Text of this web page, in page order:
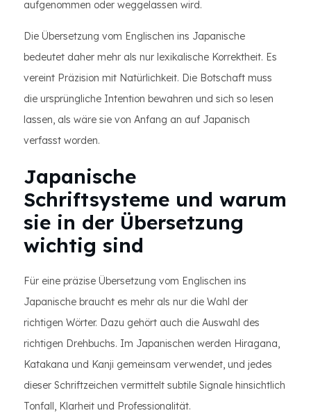
aufgenommen oder weggelassen wird.
Die Übersetzung vom Englischen ins Japanische
bedeutet daher mehr als nur lexikalische Korrektheit. Es
vereint Präzision mit Natürlichkeit. Die Botschaft muss
die ursprüngliche Intention bewahren und sich so lesen
lassen, als wäre sie von Anfang an auf Japanisch
verfasst worden.
Japanische
Schriftsysteme und warum
sie in der Übersetzung
wichtig sind
Für eine präzise Übersetzung vom Englischen ins
Japanische braucht es mehr als nur die Wahl der
richtigen Wörter. Dazu gehört auch die Auswahl des
richtigen Drehbuchs. Im Japanischen werden Hiragana,
Katakana und Kanji gemeinsam verwendet, und jedes
dieser Schriftzeichen vermittelt subtile Signale hinsichtlich
Tonfall, Klarheit und Professionalität.